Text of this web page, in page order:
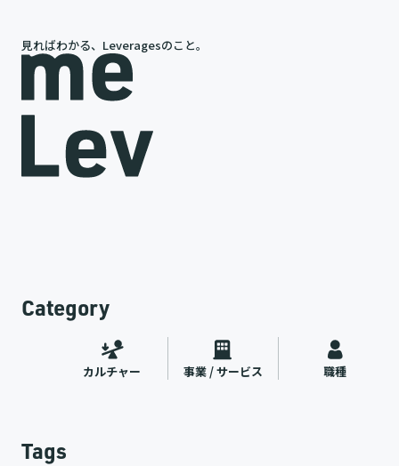
見ればわかる、Leveragesのこと。
槻が語る、レバレジーズの今と未来
代表インタビュー
2026.07.09
Category
カルチャー 事業 / サービス 職種
Tags